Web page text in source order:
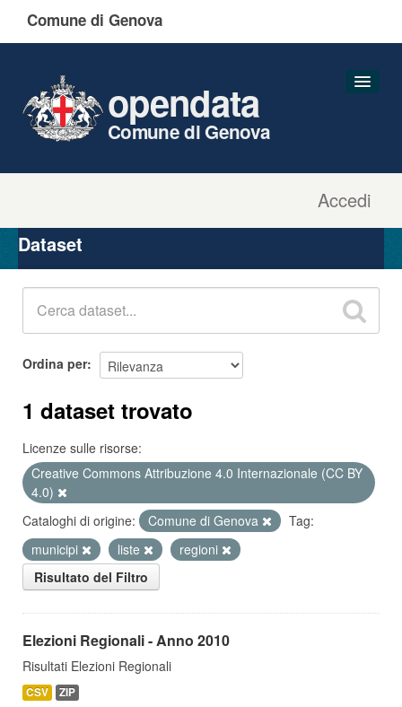
Comune di Genova
Accedi
opendata
Comune di Genova
Organizzazioni
Gruppi
Dataset
Ordina per
1 dataset trovato
Licenze sulle risorse:
Creative Commons Attribuzione 4.0 Internazionale (CC BY
4.0)
Cataloghi di origine:
Comune di Genova
Tag:
municipi
liste
regioni
Risultato del Filtro
Elezioni Regionali - Anno 2010
Risultati Elezioni Regionali
CSV ZIP